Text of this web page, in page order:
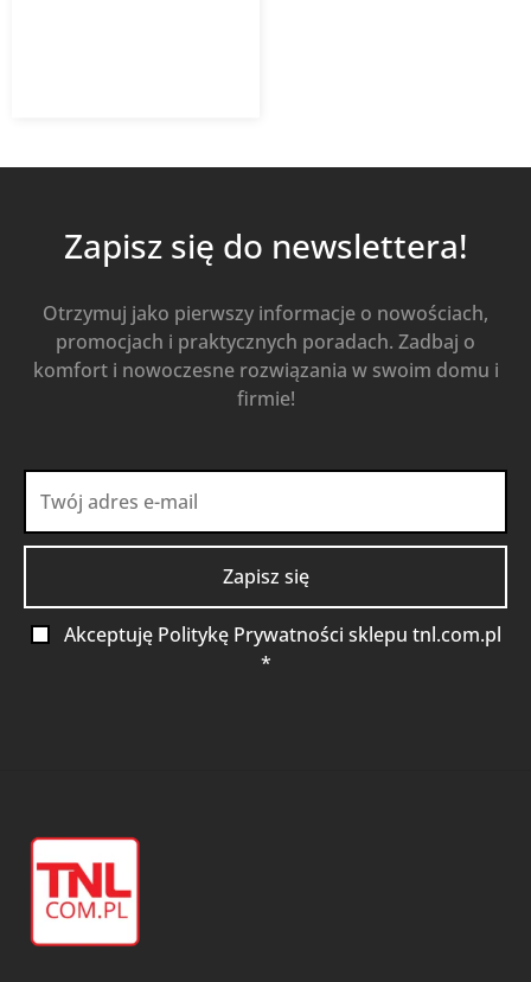
Zapisz się do newslettera!
Otrzymuj jako pierwszy informacje o nowościach,
promocjach i praktycznych poradach. Zadbaj o
komfort i nowoczesne rozwiązania w swoim domu i
firmie!
Akceptuję Politykę Prywatności sklepu tnl.com.pl
*